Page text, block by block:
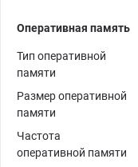
Оперативная память
Тип оперативной
памяти
Размер оперативной
памяти
Частота
оперативной памяти